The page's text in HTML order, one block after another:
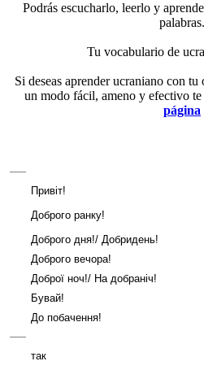
Podrás escucharlo, leerlo y
palabras.
Tu vocabulario de
Si deseas aprender ucraniano con
un modo fácil, ameno y efectivo
página
Привіт!
Доброго ранку!
Доброго дня!/ Добридень!
Доброго вечора!
Доброї ноч!/ На добраніч!
Бувай!
До побачення!
так